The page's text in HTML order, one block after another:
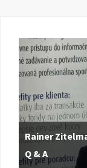
Rainer
Q & A